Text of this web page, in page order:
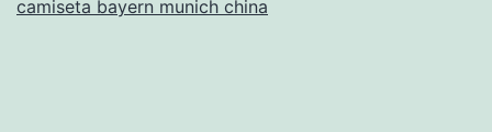
camiseta bayern munich china